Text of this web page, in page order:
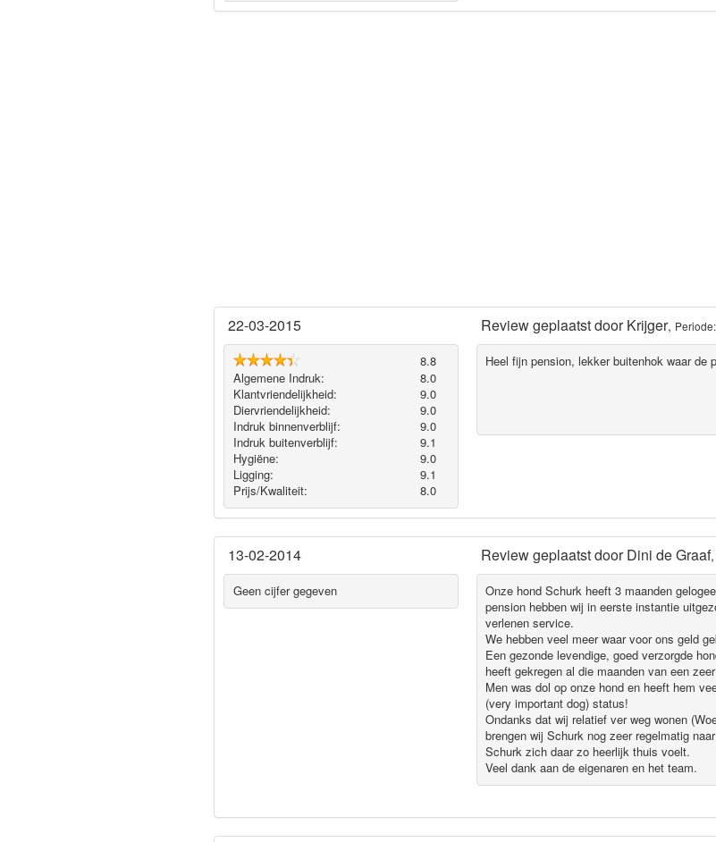
22-03-2015
8.8
Algemene Indruk:
8.0
Klantvriendelijkheid:
9.0
Diervriendelijkheid:
9.0
Indruk binnenverblijf:
9.0
Indruk buitenverblijf:
9.1
Hygiëne‎:
9.0
Ligging:
9.1
Prijs/Kwaliteit:
8.0
Review geplaatst doorKrijger,
Heel fijn pension, lekker buitenhok waar de
13-02-2014
Geen cijfer gegeven
Review geplaatst doorDini de Graaf,
Onze hond Schurk heeft 3 maanden
pension hebben wij in eerste instantie
verlenen service.
We hebben veel meer waar voor ons geld
Een gezonde levendige, goed verzorgde
heeft gekregen al die maanden van een
Men was dol op onze hond en heeft hem
(very important dog) status!
Ondanks dat wij relatief ver weg wonen
brengen wij Schurk nog zeer regelmatig
Schurk zich daar zo heerlijk thuis voelt.
Veel dank aan de eigenaren en het team.